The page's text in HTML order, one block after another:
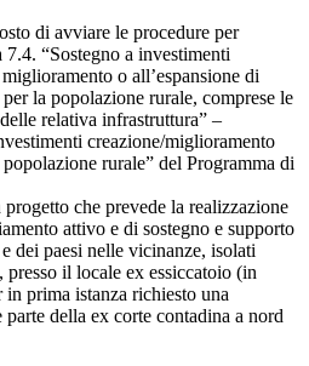
di avviare le procedure per
“Sostegno a investimenti
o all’espansione di
la popolazione rurale, comprese le
relativa infrastruttura” –
creazione/miglioramento
rurale” del Programma di
che prevede la realizzazione
attivo e di sostegno e supporto
dei paesi nelle vicinanze, isolati
il locale ex essiccatoio (in
prima istanza richiesto una
della ex corte contadina a nord